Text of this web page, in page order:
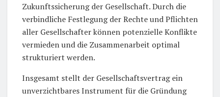
Zukunftssicherung der Gesellschaft. Durch die
verbindliche Festlegung der Rechte und Pflichten
aller Gesellschafter können potenzielle Konflikte
vermieden und die Zusammenarbeit optimal
strukturiert werden.
Insgesamt stellt der Gesellschaftsvertrag ein
unverzichtbares Instrument für die Gründung